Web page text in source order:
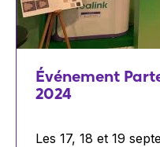
Événement
2024
Les 17, 18 et 19